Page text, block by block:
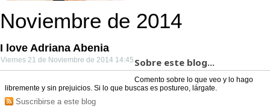
Noviembre de 2014
I love Adriana Abenia
Viernes 21 de Noviembre de 2014 14:45 Sobre este blog...
Comento sobre lo que veo y lo hago
libremente y sin prejuicios. Si lo que buscas es postureo, lárgate.
Suscribirse a este blog